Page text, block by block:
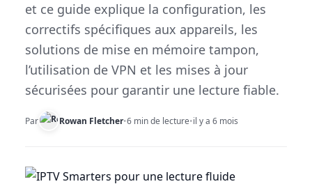
et ce guide explique la configuration, les
correctifs spécifiques aux appareils, les
solutions de mise en mémoire tampon,
l’utilisation de VPN et les mises à jour
sécurisées pour garantir une lecture fiable.
Par Rowan Fletcher•6 min de lecture•il y a 6 mois